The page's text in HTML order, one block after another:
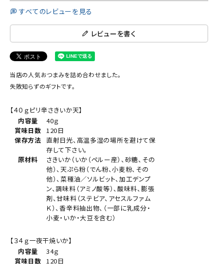
すべてのレビューを見る
レビューを書く
当店の人気おつまみを詰め合わせました。
失敗知らずのギフトです。
【４０ｇピリ辛さきいか天】
内容量
40ｇ
賞味日数
120日
保存方法 直射日光、高温多湿の場所を避けて保
存して下さい。
原材料
さきいか（いか（ペルー産）、砂糖、その
他）、天ぷら粉（でん粉、小麦粉、その
他）、菜種油／ソルビット、加工デンプ
ン、調味料（アミノ酸等）、酸味料、膨張
剤、甘味料（ステビア、アセスルファム
Ｋ）、香辛料抽出物、（一部に乳成分・
小麦・いか・大豆を含む）
【３４ｇ一夜干焼いか】
内容量
34ｇ
賞味日数
120日